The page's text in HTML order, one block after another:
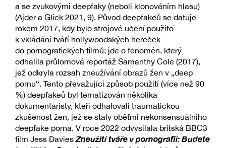
a se zvukovými deepfaky (neboli klonováním hlasu)
(Ajder a Glick 2021, 9). Původ deepfakeů se datuje
rokem 2017, kdy bylo strojové učení použito
k vkládání tváří hollywoodských hereček
do pornografických filmů; jde o fenomén, který
odhalila průlomová reportáž Samanthy Cole (2017),
jež odkryla rozsah zneužívání obrazů žen v „deep
pornu“. Tento převažující způsob použití (více než 90
%) deepfakeů byl tematizován několika
dokumentaristy, kteří odhalovali traumatickou
zkušenost žen, jež se staly oběťmi nekonsensuálního
deepfake porna. V roce 2022 odvysílala britská BBC3
film Jess DaviesZneužití tváře v pornografii: Budete